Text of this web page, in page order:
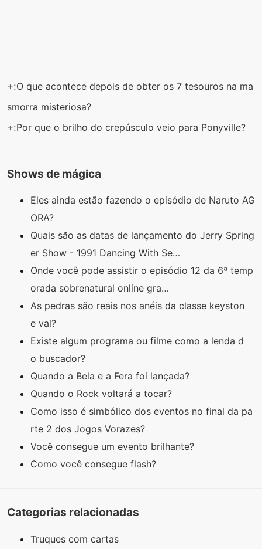
+:O que acontece depois de obter os 7 tesouros na ma
smorra misteriosa?
+:Por que o brilho do crepúsculo veio para Ponyville?
Shows de mágica
Eles ainda estão fazendo o episódio de Naruto AG
ORA?
Quais são as datas de lançamento do Jerry Spring
er Show - 1991 Dancing With Se…
Onde você pode assistir o episódio 12 da 6ª temp
orada sobrenatural online gra…
As pedras são reais nos anéis da classe keyston
e val?
Existe algum programa ou filme como a lenda d
o buscador?
Quando a Bela e a Fera foi lançada?
Quando o Rock voltará a tocar?
Como isso é simbólico dos eventos no final da pa
rte 2 dos Jogos Vorazes?
Você consegue um evento brilhante?
Como você consegue flash?
Categorias relacionadas
Truques com cartas